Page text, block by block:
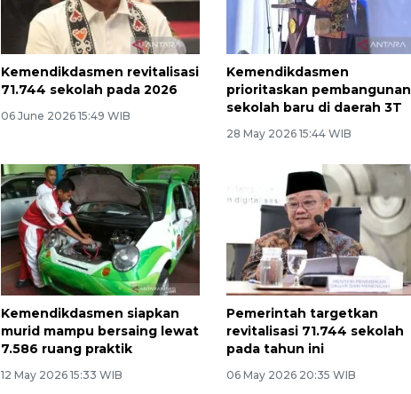
Kemendikdasmen revitalisasi
71.744 sekolah pada 2026
06 June 2026 15:49 WIB
Kemendikdasmen
prioritaskan pembangunan
sekolah baru di daerah 3T
28 May 2026 15:44 WIB
Kemendikdasmen siapkan
murid mampu bersaing lewat
7.586 ruang praktik
12 May 2026 15:33 WIB
Pemerintah targetkan
revitalisasi 71.744 sekolah
pada tahun ini
06 May 2026 20:35 WIB